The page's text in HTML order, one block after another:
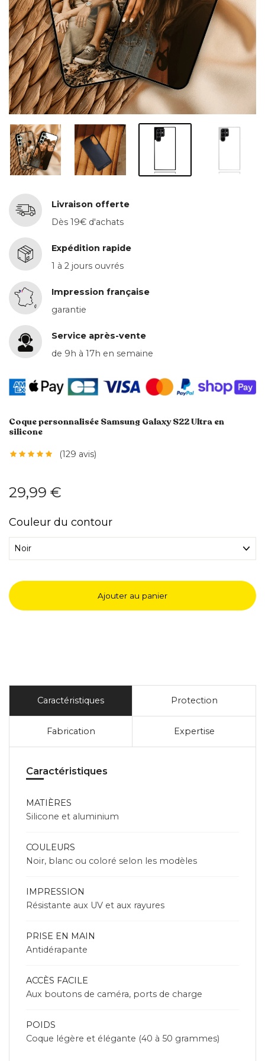
Livraison offerte
Dès 19€ d'achats
Expédition rapide
1 à 2 jours ouvrés
Impression française
garantie
Service après-vente
de 9h à 17h en semaine
Coque personnalisée Samsung Galaxy S22 Ultra en
silicone
(129 avis)
29,99 €
Couleur du contour
Ajouter au panier
Caractéristiques Protection
Fabrication Expertise
Caractéristiques
MATIÈRES
Silicone et aluminium
COULEURS
Noir, blanc ou coloré selon les modèles
IMPRESSION
Résistante aux UV et aux rayures
PRISE EN MAIN
Antidérapante
ACCÈS FACILE
Aux boutons de caméra, ports de charge
POIDS
Coque légère et élégante (40 à 50 grammes)